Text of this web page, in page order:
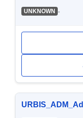
UNKNOWN -